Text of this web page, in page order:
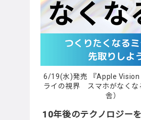
6/19(水)発売 『Apple Vision
ライの視界 スマホがなくな
舎）
10年後のテクノロジー